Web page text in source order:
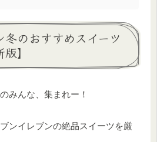
のおすすめスイーツ
】
みんな、集まれー！
ンイレブンの絶品スイーツを厳